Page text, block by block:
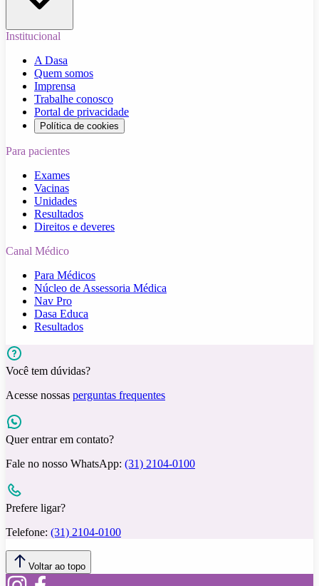
Institucional
A Dasa
Quem somos
Imprensa
Trabalhe conosco
Portal de privacidade
Política de cookies
Para pacientes
Exames
Vacinas
Unidades
Resultados
Direitos e deveres
Canal Médico
Para Médicos
Núcleo de Assessoria Médica
Nav Pro
Dasa Educa
Resultados
Você tem dúvidas?
Acesse nossas perguntas frequentes
Quer entrar em contato?
Fale no nosso WhatsApp: (31) 2104-0100
Prefere ligar?
Telefone: (31) 2104-0100
Voltar ao topo